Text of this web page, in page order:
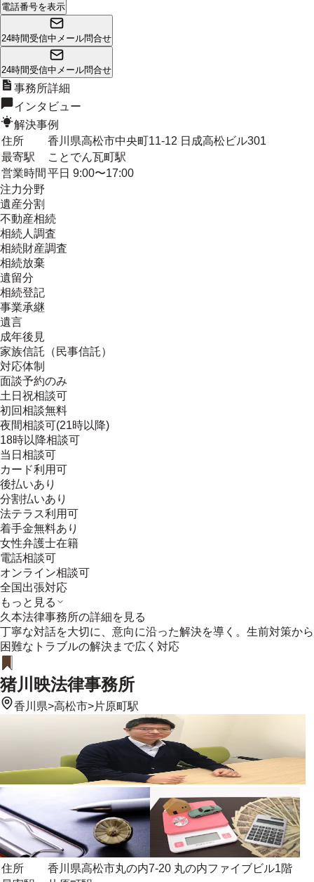
電話番号を表示
24時間受信中 メール問合せ
24時間受信中 メール問合せ
事務所詳細
インタビュー
解決事例
住所
香川県高松市中央町11-12 日成高松ビル301
最寄駅
ことでん瓦町駅
営業時間 平日 9:00〜17:00
注力分野
遺産分割
不動産相続
相続人調査
相続財産調査
相続放棄
遺留分
相続登記
事業承継
遺言
成年後見
家族信託（民事信託）
対応体制
面談予約のみ
土日祝相談可
初回相談無料
夜間相談可(21時以降)
18時以降相談可
当日相談可
カード利用可
後払いあり
分割払いあり
法テラス利用可
着手金無料あり
女性弁護士在籍
電話相談可
オンライン相談可
全国出張対応
もっと見る
久本法律事務所の詳細を見る
丁寧な対話を大切に、意向に沿った解決を導く。生前対策から
困難なトラブルの解決まで広く対応
猪川映法律事務所
香川県>高松市>片原町駅
住所
香川県高松市丸の内7-20 丸の内ファイブビル1階